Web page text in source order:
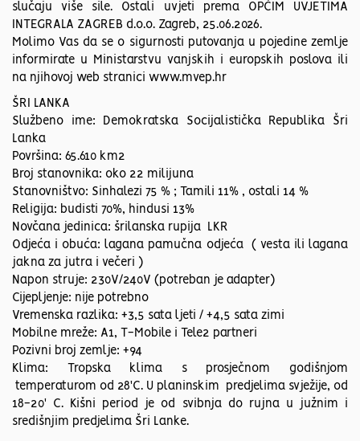
slučaju više sile. Ostali uvjeti prema OPĆIM UVJETIMA
INTEGRALA ZAGREB d.o.o. Zagreb, 25.06.2026.
Molimo Vas da se o sigurnosti putovanja u pojedine zemlje
informirate u Ministarstvu vanjskih i europskih poslova ili
na njihovoj web stranici www.mvep.hr
ŠRI LANKA
Službeno ime: Demokratska Socijalistička Republika Šri
Lanka
Površina: 65.610 km2
Broj stanovnika: oko 22 milijuna
Stanovništvo: Sinhalezi 75 % ; Tamili 11% , ostali 14 %
Religija: budisti 70%, hindusi 13%
Novčana jedinica: šrilanska rupija LKR
Odjeća i obuća: lagana pamučna odjeća ( vesta ili lagana
jakna za jutra i večeri )
Napon struje: 230V/240V (potreban je adapter)
Cijepljenje: nije potrebno
Vremenska razlika: +3,5 sata ljeti / +4,5 sata zimi
Mobilne mreže: A1, T-Mobile i Tele2 partneri
Pozivni broj zemlje: +94
Klima: Tropska klima s prosječnom godišnjom
temperaturom od 28'C. U planinskim predjelima svježije, od
18-20' C. Kišni period je od svibnja do rujna u južnim i
središnjim predjelima Šri Lanke.